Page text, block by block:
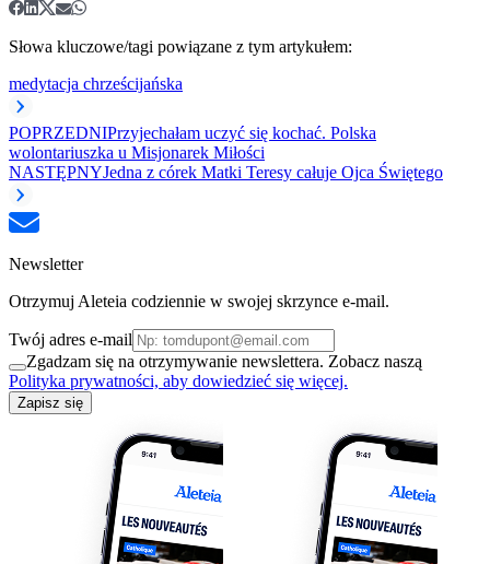
Słowa kluczowe/tagi powiązane z tym artykułem:
medytacja chrześcijańska
POPRZEDNIPrzyjechałam uczyć się kochać. Polska
wolontariuszka u Misjonarek Miłości
NASTĘPNYJedna z córek Matki Teresy całuje Ojca Świętego
Newsletter
Otrzymuj Aleteia codziennie w swojej skrzynce e-mail.
Twój adres e-mail
Zgadzam się na otrzymywanie newslettera. Zobacz naszą
Polityka prywatności, aby dowiedzieć się więcej.
Zapisz się